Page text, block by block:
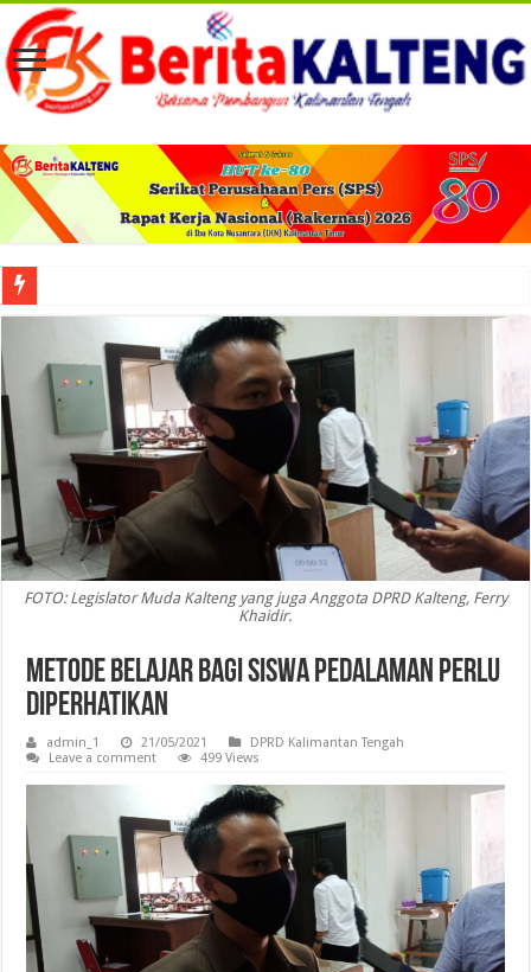
Viral! Selama Dua Bulan Lebih Siltap Serta Tunjangan Pemdes dan BPD di
FOTO: Legislator Muda Kalteng yang juga Anggota DPRD Kalteng, Ferry
Khaidir.
Metode Belajar Bagi Siswa Pedalaman Perlu
Diperhatikan
admin_1 21/05/2021
DPRD Kalimantan Tengah
Leave a comment
499 Views